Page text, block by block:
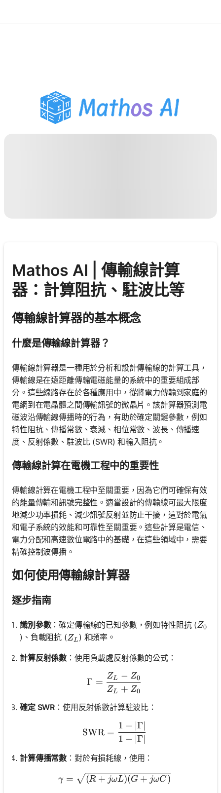
PDF 作業助手
學習工具
Mathos AI | 傳輸線計算
器：計算阻抗、駐波比等
傳輸線計算器的基本概念
什麼是傳輸線計算器？
傳輸線計算器是一種用於分析和設計傳輸線的計算工具，
傳輸線是在遠距離傳輸電磁能量的系統中的重要組成部
分。這些線路存在於各種應用中，從將電力傳輸到家庭的
電網到在電晶體之間傳輸訊號的微晶片。該計算器預測電
磁波沿傳輸線傳播時的行為，有助於確定關鍵參數，例如
特性阻抗、傳播常數、衰減、相位常數、波長、傳播速
度、反射係數、駐波比 (SWR) 和輸入阻抗。
傳輸線計算在電機工程中的重要性
傳輸線計算在電機工程中至關重要，因為它們可確保有效
的能量傳輸和訊號完整性。適當設計的傳輸線可最大限度
地減少功率損耗、減少訊號反射並防止干擾，這對於電氣
和電子系統的效能和可靠性至關重要。這些計算是電信、
電力分配和高速數位電路中的基礎，在這些領域中，需要
精確控制波傳播。
如何使用傳輸線計算器
逐步指南
識別參數：確定傳輸線的已知參數，例如特性阻抗 (Z_0
Z0
)、負載阻抗 (Z_L
ZL ) 和頻率。
計算反射係數 ：使用負載處反射係數的公式：
\Gamma = \frac{Z_L -
Γ =
ZL + Z0
ZL − Z0
確定 SWR ：使用反射係數計算駐波比：
\text{SWR} = \frac{1 +
SWR =
1 − ∣Γ∣
1 + ∣Γ∣
計算傳播常數 ：對於有損耗線，使用：
\gamma = \sqrt{(R +
γ = (R + jωL)(G + jωC)